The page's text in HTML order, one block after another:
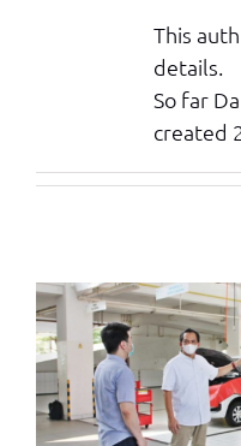
This
details.
So far
created